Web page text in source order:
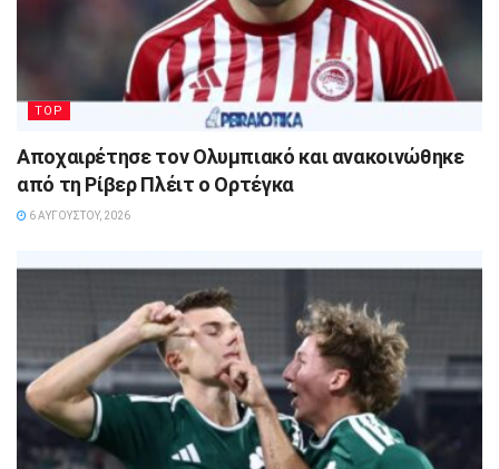
TOP
Αποχαιρέτησε τον Ολυμπιακό και ανακοινώθηκε
από τη Ρίβερ Πλέιτ ο Ορτέγκα
6 ΑΥΓΟΎΣΤΟΥ, 2026